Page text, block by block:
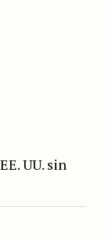
UU. sin